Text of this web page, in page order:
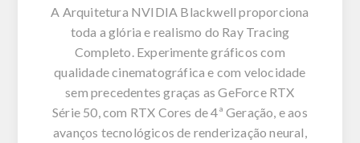
A Arquitetura NVIDIA Blackwell proporciona
toda a glória e realismo do Ray Tracing
Completo. Experimente gráficos com
qualidade cinematográfica e com velocidade
sem precedentes graças as GeForce RTX
Série 50, com RTX Cores de 4ª Geração, e aos
avanços tecnológicos de renderização neural,